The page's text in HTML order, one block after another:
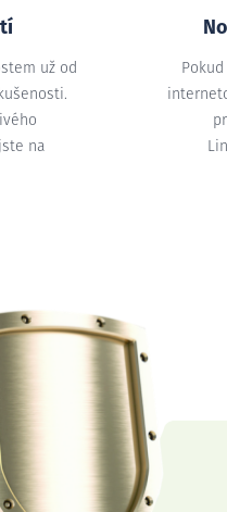
už od
na